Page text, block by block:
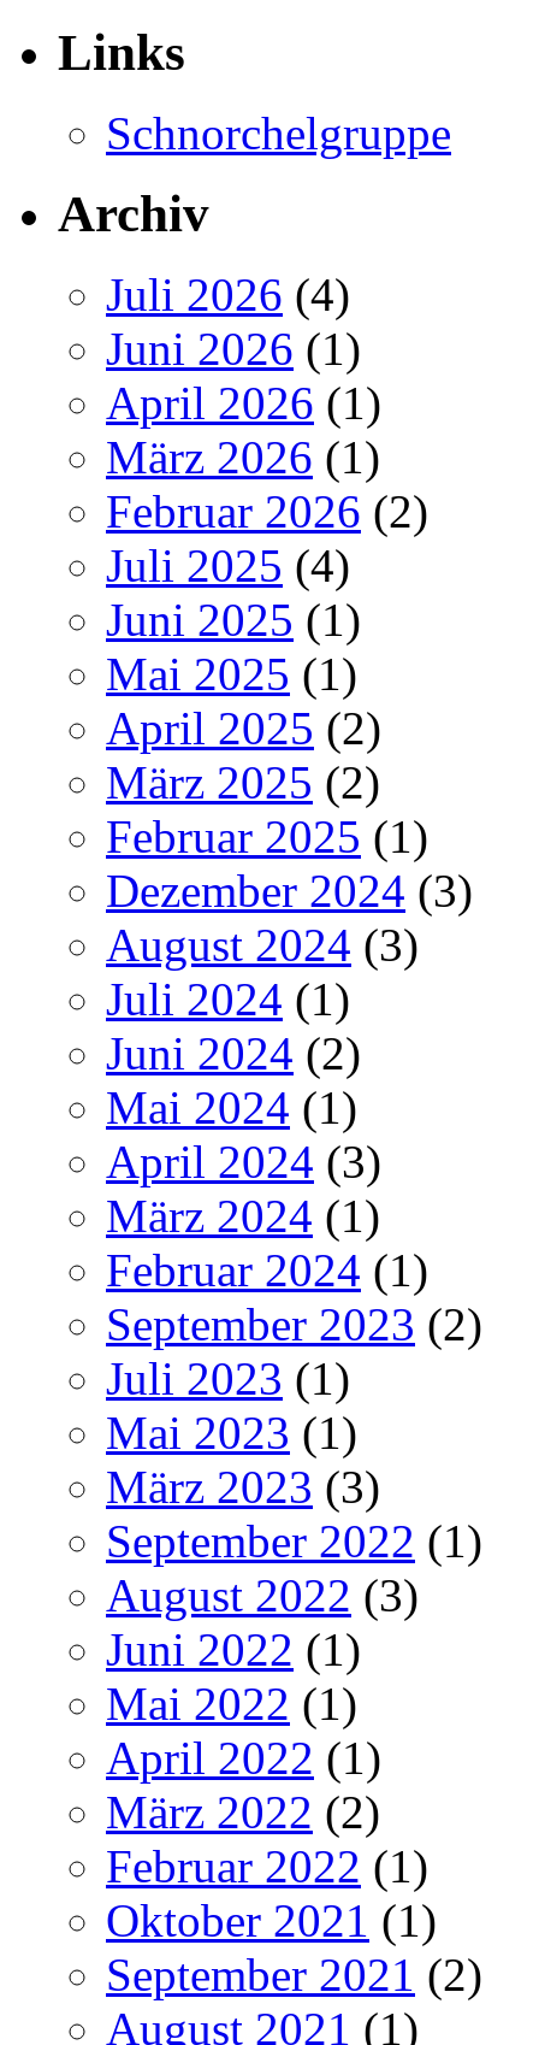
Links
Schnorchelgruppe
Archiv
Juli 2026 (4)
Juni 2026 (1)
April 2026 (1)
März 2026 (1)
Februar 2026 (2)
Juli 2025 (4)
Juni 2025 (1)
Mai 2025 (1)
April 2025 (2)
März 2025 (2)
Februar 2025 (1)
Dezember 2024 (3)
August 2024 (3)
Juli 2024 (1)
Juni 2024 (2)
Mai 2024 (1)
April 2024 (3)
März 2024 (1)
Februar 2024 (1)
September 2023 (2)
Juli 2023 (1)
Mai 2023 (1)
März 2023 (3)
September 2022 (1)
August 2022 (3)
Juni 2022 (1)
Mai 2022 (1)
April 2022 (1)
März 2022 (2)
Februar 2022 (1)
Oktober 2021 (1)
September 2021 (2)
August 2021 (1)